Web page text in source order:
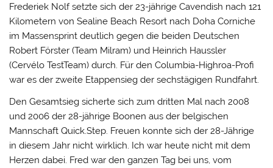
Frederiek Nolf setzte sich der 23-jährige Cavendish nach 121
Kilometern von Sealine Beach Resort nach Doha Corniche
im Massensprint deutlich gegen die beiden Deutschen
Robert Förster (Team Milram) und Heinrich Haussler
(Cervélo TestTeam) durch. Für den Columbia-Highroa-Profi
war es der zweite Etappensieg der sechstägigen Rundfahrt.
Den Gesamtsieg sicherte sich zum dritten Mal nach 2008
und 2006 der 28-jährige Boonen aus der belgischen
Mannschaft Quick.Step. Freuen konnte sich der 28-Jährige
in diesem Jahr nicht wirklich. Ich war heute nicht mit dem
Herzen dabei. Fred war den ganzen Tag bei uns, vom